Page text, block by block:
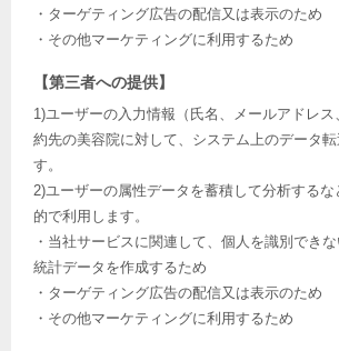
・ターゲティング広告の配信又は表示のため
・その他マーケティングに利用するため
【第三者への提供】
1)ユーザーの入力情報（氏名、メールアドレ
約先の美容院に対して、システム上のデータ
す。
2)ユーザーの属性データを蓄積して分析するな
的で利用します。
・当社サービスに関連して、個人を識別でき
統計データを作成するため
・ターゲティング広告の配信又は表示のため
・その他マーケティングに利用するため